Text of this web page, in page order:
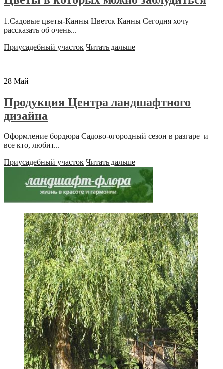
1.Садовые цветы-Канны Цветок Канны Сегодня хочу
рассказать об очень...
Приусадебный участок Читать дальше
28 Май
Продукция Центра ландшафтного
дизайна
Оформление бордюра Садово-огородный сезон в разгаре и
все кто, любит...
Приусадебный участок Читать дальше